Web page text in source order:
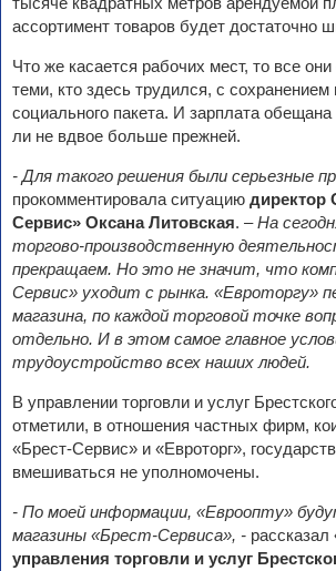
ассортимент товаров будет достаточно
Что же касается рабочих мест, то все
теми, кто здесь трудился, с сохранением
социального пакета. И зарплата
ли не вдвое больше прежней.
- Для такого решения были серьезные
прокомментировала ситуацию директор
Сервис» Оксана Литовская. – На
торгово-производственную
прекращаем. Но это не значит, что
Сервис» уходит с рынка. «Евроторгу»
магазина, по каждой торговой точке
отдельно. И в этом самое главное
трудоустройство всех наших людей.
В управлении торговли и услуг
отметили, в отношения частных фирм,
«Брест-Сервис» и «Евроторг»,
вмешиваться не уполномочены.
- По моей информации, «Евроопту»
магазины «Брест-Сервиса», - рассказал
управления торговли и услуг